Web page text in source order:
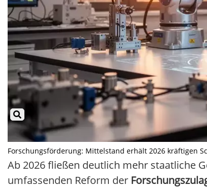
Forschungsförderung: Mittelstand erhält 2026 kräftigen
Ab 2026 fließen deutlich mehr staatliche
umfassenden Reform der